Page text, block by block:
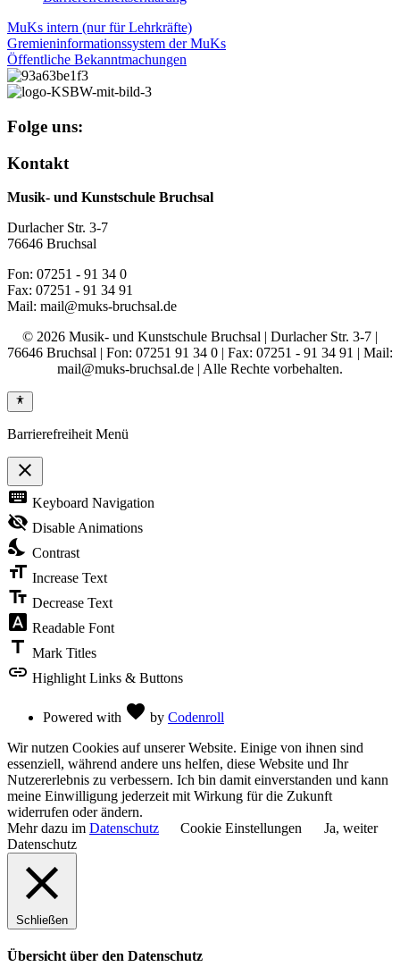
MuKs intern (nur für Lehrkräfte)
Gremieninformationssystem der MuKs
Öffentliche Bekanntmachungen
Folge uns:
Kontakt
Musik- und Kunstschule Bruchsal
Durlacher Str. 3-7
76646 Bruchsal
Fon: 07251 - 91 34 0
Fax: 07251 - 91 34 91
Mail: mail@muks-bruchsal.de
© 2026 Musik- und Kunstschule Bruchsal | Durlacher Str. 3-7 |
76646 Bruchsal | Fon: 07251 91 34 0 | Fax: 07251 - 91 34 91 | Mail:
mail@muks-bruchsal.de | Alle Rechte vorbehalten.
Barrierefreiheit Menü
close
Toggle
the
visibility
of
Accessibility
Toolbar
keyboard Keyboard Navigation
visibility_off Disable Animations
nights_stay Contrast
format_size Increase Text
text_fields Decrease Text
font_download Readable Font
title Mark Titles
link Highlight Links & Buttons
Powered with favorite by Codenroll
Wir nutzen Cookies auf unserer Website. Einige von ihnen sind
essenziell, während andere uns helfen, diese Website und Ihr
Nutzererlebnis zu verbessern. Ich bin damit einverstanden und kann
meine Einwilligung jederzeit mit Wirkung für die Zukunft
widerrufen oder ändern.
Mehr dazu im Datenschutz Cookie Einstellungen
Ja, weiter
Datenschutz
Schließen
Übersicht über den Datenschutz